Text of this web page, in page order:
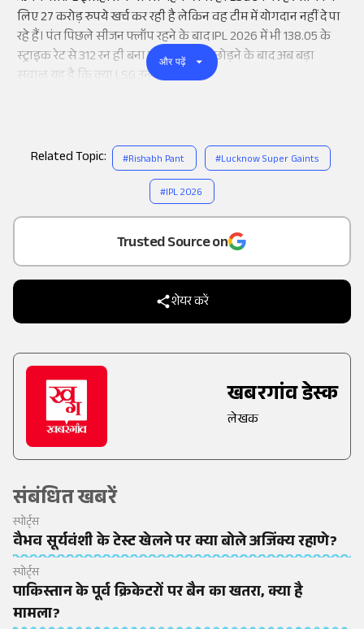
Add
as a
Trusted Source on
शेयर करें
खबरगांव डेस्क
लेखक
संबंधित खबरें
स्पोर्ट्स
वैभव सूर्यवंशी के टेस्ट खेलने पर क्या बोले अजिंक्य रहाणे?
स्पोर्ट्स
पाकिस्तान के पूर्व क्रिकेटरों पर बैन का खतरा, क्या है
मामला?
लिए 27 करोड़ रुपये खर्च कर रही है लेकिन वह टीम में योगदान नहीं दे पा
रहे हैं। पंत पिछले सीजन फ्लॉप रहने के बाद IPL 2026 में भी 138.05 के
स्ट्राइक रेट से 312 रन ही बना पाए। कप्तानी छोड़ने के बाद अब बड़ा
सवाल यह है कि क्या LSG उन्हें रिटेन करेगी?
और पढ़ें
Related Topic: #Rishabh Pant #Lucknow Super Gaints
#IPL 2026